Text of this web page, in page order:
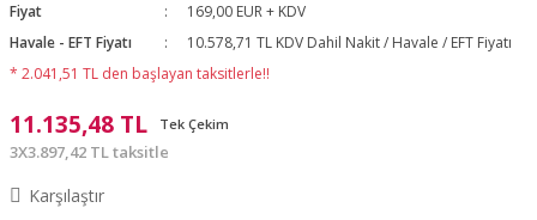
Fiyat
169,00 EUR + KDV
Havale - EFT Fiyatı
10.578,71 TL KDV Dahil Nakit / Havale / EFT Fiyatı
* 2.041,51 TL den başlayan taksitlerle!!
11.135,48 TL Tek Çekim
3X3.897,42 TL taksitle
Karşılaştır